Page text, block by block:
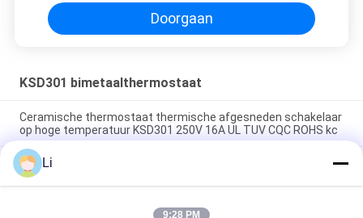
Doorgaan
KSD301 bimetaalthermostaat
Ceramische thermostaat thermische afgesneden schakelaar
op hoge temperatuur KSD301 250V 16A UL TUV CQC ROHS kc
De bimetaalthermostaten van de Schijf Onverwachte Actie,
lage temperatuur beperkten controleschakelaar H31 250V 10
13C
Li
9:28 PM